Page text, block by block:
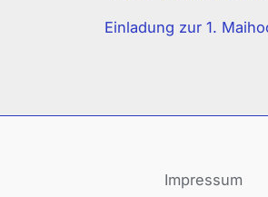
Einladung zur 1.
Impressum